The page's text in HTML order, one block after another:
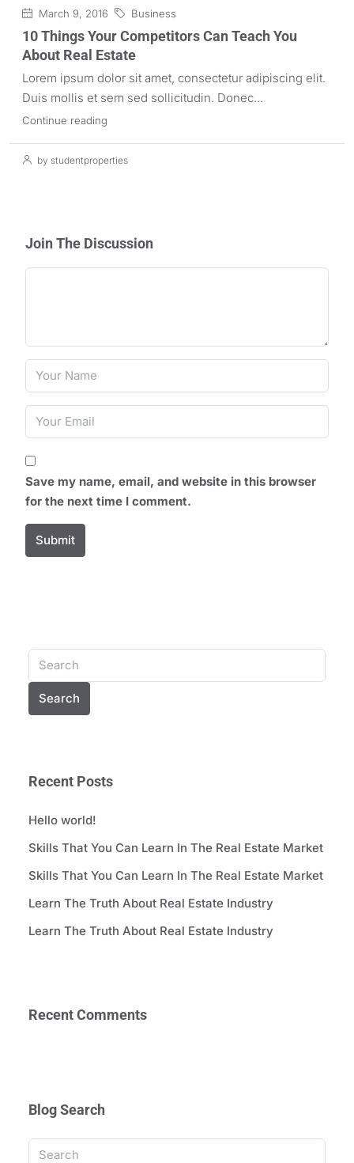
March 9, 2016 Business
10 Things Your Competitors Can Teach You
About Real Estate
Lorem ipsum dolor sit amet, consectetur adipiscing elit.
Duis mollis et sem sed sollicitudin. Donec...
Continue reading
by studentproperties
Join The Discussion
Save my name, email, and website in this browser
for the next time I comment.
Submit
Search
Recent Posts
Hello world!
Skills That You Can Learn In The Real Estate Market
Skills That You Can Learn In The Real Estate Market
Learn The Truth About Real Estate Industry
Learn The Truth About Real Estate Industry
Recent Comments
Blog Search